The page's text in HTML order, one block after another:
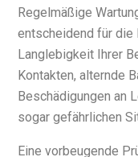
Regelmäßige
entscheidend für die
Langlebigkeit Ihrer
Kontakten, alternde
Beschädigungen an
sogar gefährlichen
Eine vorbeugende